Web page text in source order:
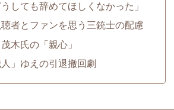
しても辞めてほしくなかった」
者とファンを思う三銃士の配慮
木氏の「親心」
」ゆえの引退撤回劇